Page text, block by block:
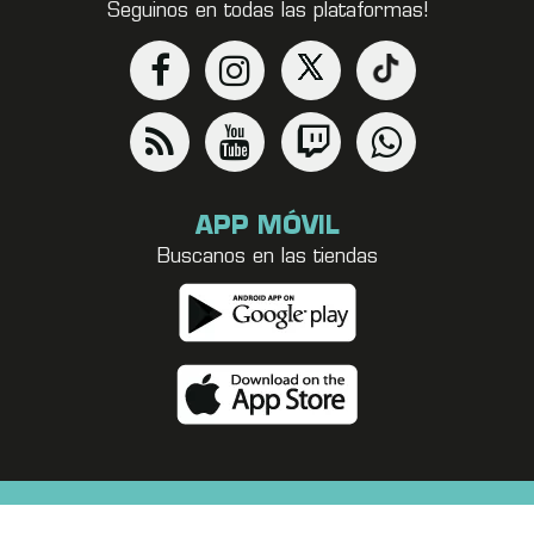
Seguinos en todas las plataformas!
APP MÓVIL
Buscanos en las tiendas